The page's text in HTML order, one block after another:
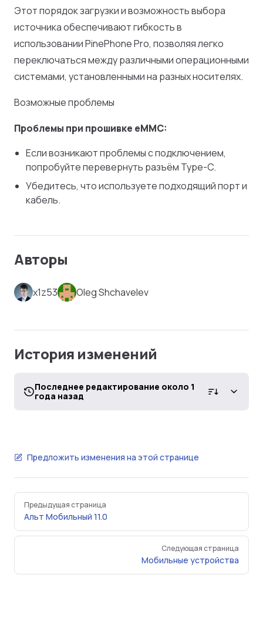
Этот порядок загрузки и возможность выбора
источника обеспечивают гибкость в
использовании PinePhone Pro, позволяя легко
переключаться между различными операционными
системами, установленными на разных носителях.
Возможные проблемы
Проблемы при прошивке eMMC:
Если возникают проблемы с подключением,
попробуйте перевернуть разъём Type-C.
Убедитесь, что используете подходящий порт и
кабель.
Авторы
x1z53 Oleg Shchavelev
История изменений
Последнее редактирование около 1
года назад
Предложить изменения на этой странице
PagerПредыдущая страница
Альт Мобильный 11.0
Следующая страница
Мобильные устройства